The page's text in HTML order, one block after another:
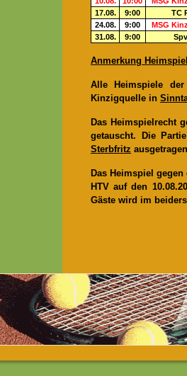
17.08.
9:00 TC
24.08.
9:00 MSG
31.08.
9:00
Anmerkung
Alle Heimspiele
Kinzigquelle in
Das Heimspielrecht
getauscht. Die
Sterbfritz
Das Heimspiel gegen
HTV auf den
Gäste wird im